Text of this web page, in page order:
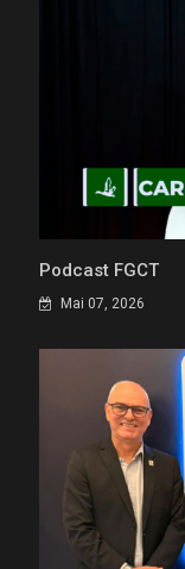
Podcast FGCT
Mai 07, 2026